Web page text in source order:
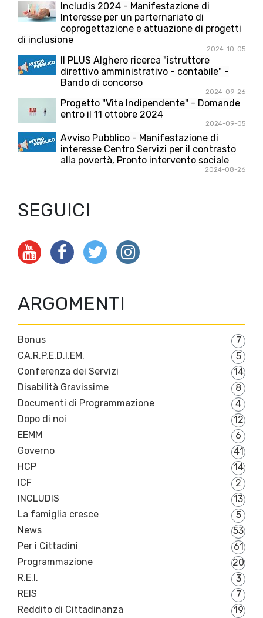
Includis 2024 - Manifestazione di
Interesse per un parternariato di
coprogettazione e attuazione di progetti
di inclusione
2024-10-05
Il PLUS Alghero ricerca "istruttore
direttivo amministrativo - contabile" -
Bando di concorso
2024-09-26
Progetto "Vita Indipendente" - Domande
entro il 11 ottobre 2024
2024-09-05
Avviso Pubblico - Manifestazione di
interesse Centro Servizi per il contrasto
alla povertà, Pronto intervento sociale
2024-08-26
SEGUICI
ARGOMENTI
Bonus
7
CA.R.P.E.D.I.EM.
5
Conferenza dei Servizi
14
Disabilità Gravissime
8
Documenti di Programmazione
4
Dopo di noi
12
EEMM
6
Governo
41
HCP
14
ICF
2
INCLUDIS
13
La famiglia cresce
5
News
53
Per i Cittadini
61
Programmazione
20
R.E.I.
3
REIS
7
Reddito di Cittadinanza
19